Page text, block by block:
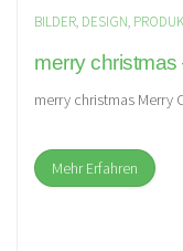
BILDER, DESIGN,
merry
merry christmas Merry
Mehr Erfahren